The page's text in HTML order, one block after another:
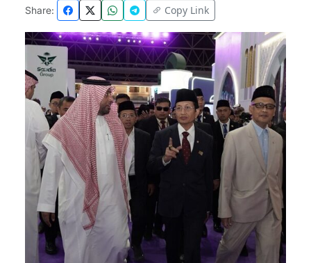
Share: Copy Link